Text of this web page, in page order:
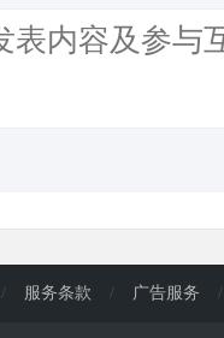
/ 服务条款 / 广告服务 /